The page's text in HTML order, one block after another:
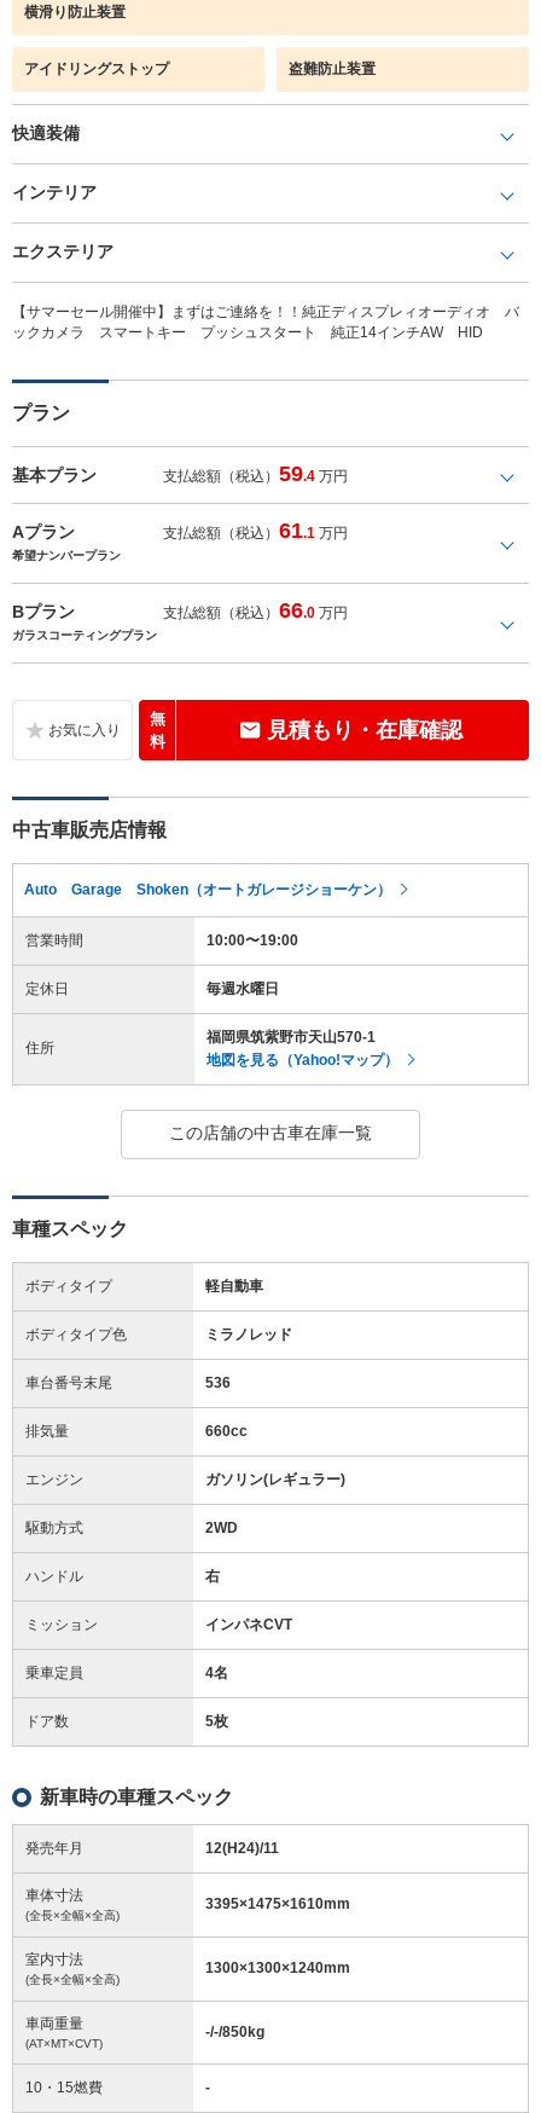
横滑り防止装置
アイドリングストップ 盗難防止装置
快適装備
インテリア
エクステリア
【サマーセール開催中】まずはご連絡を！！純正ディスプレィオーディオ バ
ックカメラ スマートキー プッシュスタート 純正14インチAW HID
プラン
基本プラン 支払総額（税込）59.4 万円
Aプラン 支払総額（税込）61.1 万円
希望ナンバープラン
Bプラン 支払総額（税込）66.0 万円
ガラスコーティングプラン
無
料
見積もり・在庫確認
中古車販売店情報
Auto Garage Shoken（オートガレージショーケン）
営業時間 10:00〜19:00
定休日 毎週水曜日
住所
福岡県筑紫野市天山570-1
地図を見る（Yahoo!マップ）
この店舗の中古車在庫一覧
車種スペック
ボディタイプ 軽自動車
ボディタイプ色 ミラノレッド
車台番号末尾 536
排気量 660cc
エンジン ガソリン(レギュラー)
駆動方式 2WD
ハンドル 右
ミッション インパネCVT
乗車定員 4名
ドア数 5枚
新車時の車種スペック
発売年月 12(H24)/11
車体寸法
(全長×全幅×全高)
3395×1475×1610mm
室内寸法
(全長×全幅×全高)
1300×1300×1240mm
車両重量
(AT×MT×CVT)
-/-/850kg
10・15燃費 -